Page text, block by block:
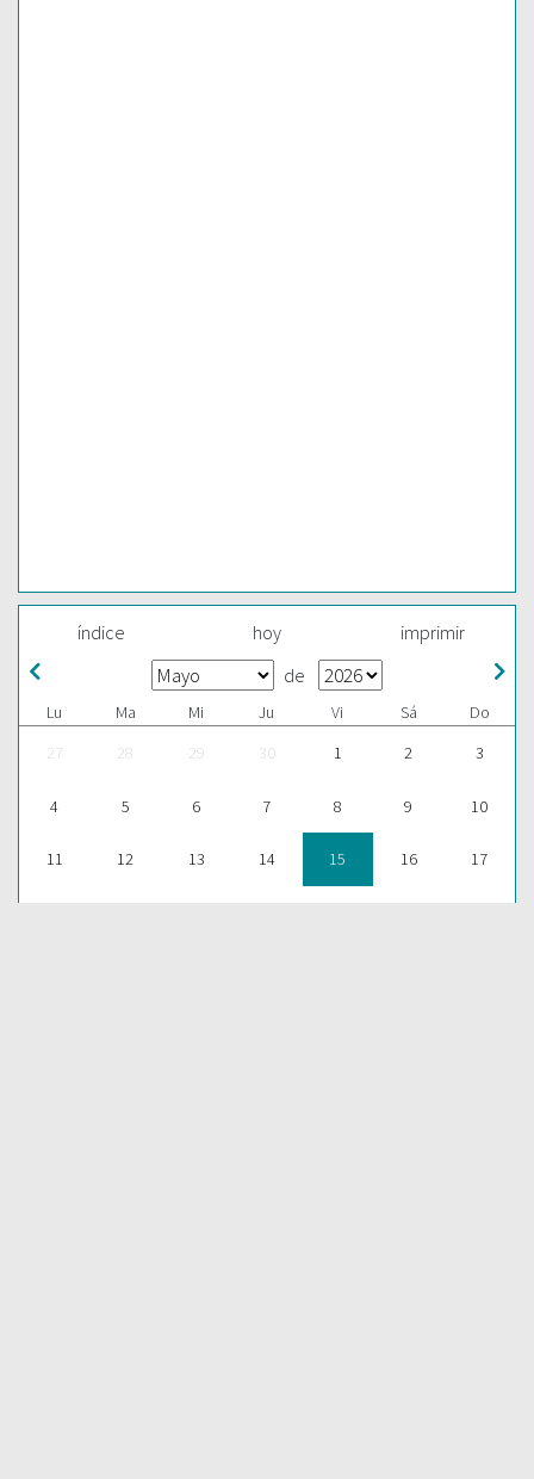
índice hoy imprimir
de
Lu Ma Mi Ju Vi Sá
Do
27
28 29 30 1 2 3
4 5 6 7 8 9 10
11 12 13 14 15 16 17